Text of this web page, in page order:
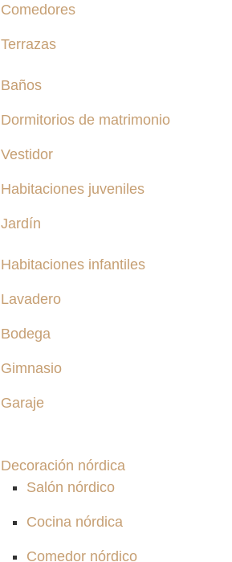
Comedores
Terrazas
Baños
Dormitorios de matrimonio
Vestidor
Habitaciones juveniles
Jardín
Habitaciones infantiles
Lavadero
Bodega
Gimnasio
Garaje
Decoración nórdica
Salón nórdico
Cocina nórdica
Comedor nórdico